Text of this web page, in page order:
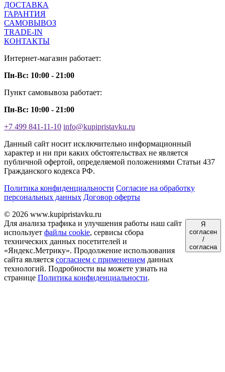
ДОСТАВКА
ГАРАНТИЯ
САМОВЫВОЗ
TRADE-IN
КОНТАКТЫ
Интернет-магазин работает:
Пн-Вс: 10:00 - 21:00
Пункт самовывоза работает:
Пн-Вс: 10:00 - 21:00
+7 499 841-11-10 info@kupipristavku.ru
Данный сайт носит исключительно информационный
характер и ни при каких обстоятельствах не является
публичной офертой, определяемой положениями Статьи 437
Гражданского кодекса РФ.
Политика конфиденциальности Согласие на обработку
персональных данных Договор оферты
© 2026 www.kupipristavku.ru
Для анализа трафика и улучшения работы наш сайт
использует файлы cookie, сервисы сбора
технических данных посетителей и
«Яндекс.Метрику». Продолжение использования
сайта является согласием с применением данных
технологий. Подробности вы можете узнать на
странице Политика конфиденциальности.
Я
согласен
/
согласна